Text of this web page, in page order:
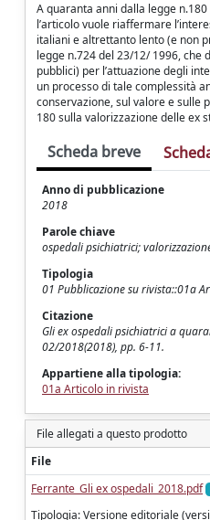
A quaranta anni dalla legge
l’articolo vuole riaffermare
italiani e altrettanto lento (e non
legge n.724 del 23/12/ 1996,
pubblici) per l’attuazione degli
un processo di tale complessità
conservazione, sul valore e sulle
180 sulla valorizzazione delle ex
Scheda breve
Anno di pubblicazione
2018
Parole chiave
ospedali psichiatrici;
Tipologia
01 Pubblicazione su rivista::01a
Citazione
Gli ex ospedali psichiatrici a
02/2018(2018), pp. 6-11.
Appartiene alla tipologia:
01a Articolo in rivista
File allegati a questo prodotto
File
Ferrante_Gli ex ospedali_2018.pdf
Tipologia: Versione editoriale